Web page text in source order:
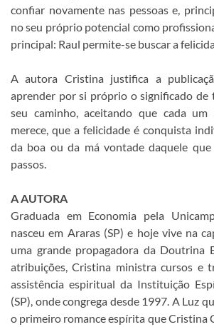
confiar novamente nas pessoas e,
no seu próprio potencial como
principal: Raul permite-se buscar a
A autora Cristina justifica a
aprender por si próprio o significado de
seu caminho, aceitando que cada um
merece, que a felicidade é conquista
da boa ou da má vontade daquele
passos.
A AUTORA
Graduada em Economia pela
nasceu em Araras (SP) e hoje vive na
uma grande propagadora da Doutrina
atribuições, Cristina ministra cursos e
assistência espiritual da Instituição
(SP), onde congrega desde 1997. A Luz
o primeiro romance espírita que Cristina